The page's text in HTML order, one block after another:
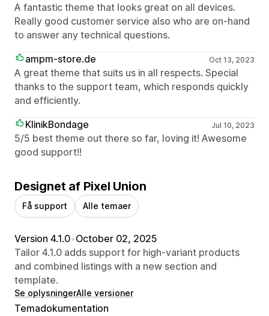
A fantastic theme that looks great on all devices.
Really good customer service also who are on-hand
to answer any technical questions.
ampm-store.de
Oct 13, 2023
A great theme that suits us in all respects. Special
thanks to the support team, which responds quickly
and efficiently.
KlinikBondage
Jul 10, 2023
5/5 best theme out there so far, loving it! Awesome
good support!!
Designet af Pixel Union
Få support Alle temaer
Version 4.1.0•October 02, 2025
Tailor 4.1.0 adds support for high-variant products
and combined listings with a new section and
template.
Se oplysningerAlle versioner
Temadokumentation